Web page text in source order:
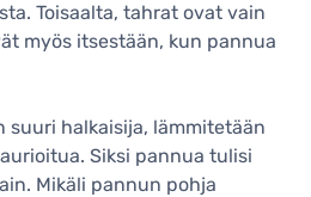
Toisaalta, tahrat ovat vain
myös itsestään, kun pannua
suuri halkaisija, lämmitetään
Siksi pannua tulisi
Mikäli pannun pohja